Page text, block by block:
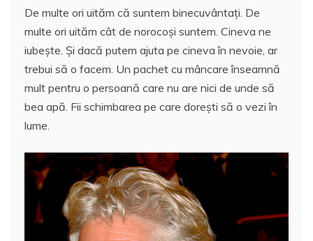
c
e
b
o
o
itt
er
ai
l
at
s
A
p
p
er
e
st
rt
aj
e
a
z
De multe ori uităm că suntem binecuvântaţi. De
multe ori uităm cât de norocoşi suntem. Cineva ne
iubeşte. Şi dacă putem ajuta pe cineva în nevoie, ar
trebui să o facem. Un pachet cu mâncare înseamnă
mult pentru o persoană care nu are nici de unde să
bea apă. Fii schimbarea pe care doreşti să o vezi în
lume.